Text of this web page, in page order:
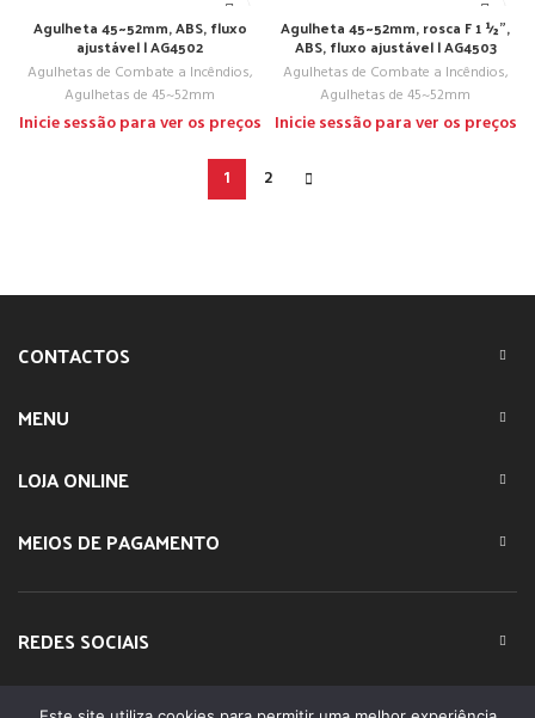
Agulheta 45~52mm, ABS, fluxo
ajustável | AG4502
Agulhetas de Combate a Incêndios,
Agulhetas de 45~52mm
Inicie sessão para ver os preços
Agulheta 45~52mm, rosca F 1 ½”,
ABS, fluxo ajustável | AG4503
Agulhetas de Combate a Incêndios,
Agulhetas de 45~52mm
Inicie sessão para ver os preços
1
2
CONTACTOS
MENU
LOJA ONLINE
MEIOS DE PAGAMENTO
REDES SOCIAIS